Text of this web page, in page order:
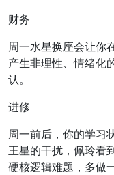
财务
周一水星换座会让你
产生非理性、情绪化
认。
进修
周一前后，你的学习
王星的干扰，佩玲看
硬核逻辑难题，多做